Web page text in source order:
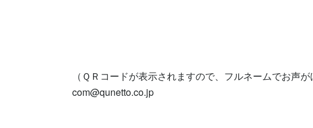
（ＱＲコードが表示されますので、フルネームでお声
com@qunetto.co.jp